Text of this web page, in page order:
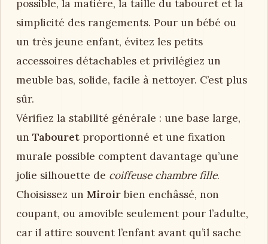
possible, la matière, la taille du tabouret et la
simplicité des rangements. Pour un bébé ou
un très jeune enfant, évitez les petits
accessoires détachables et privilégiez un
meuble bas, solide, facile à nettoyer. C’est plus
sûr.
Vérifiez la stabilité générale : une base large,
un Tabouret proportionné et une fixation
murale possible comptent davantage qu’une
jolie silhouette de coiffeuse chambre fille.
Choisissez un Miroirbien enchâssé, non
coupant, ou amovible seulement pour l’adulte,
car il attire souvent l’enfant avant qu’il sache